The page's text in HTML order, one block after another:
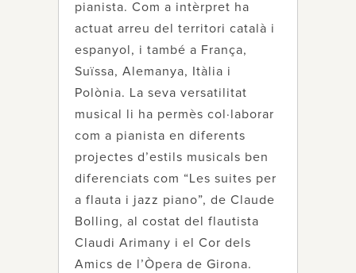
pianista. Com a intèrpret ha
actuat arreu del territori català i
espanyol, i també a França,
Suïssa, Alemanya, Itàlia i
Polònia. La seva versatilitat
musical li ha permès col·laborar
com a pianista en diferents
projectes d’estils musicals ben
diferenciats com “Les suites per
a flauta i jazz piano”, de Claude
Bolling, al costat del flautista
Claudi Arimany i el Cor dels
Amics de l’Òpera de Girona.